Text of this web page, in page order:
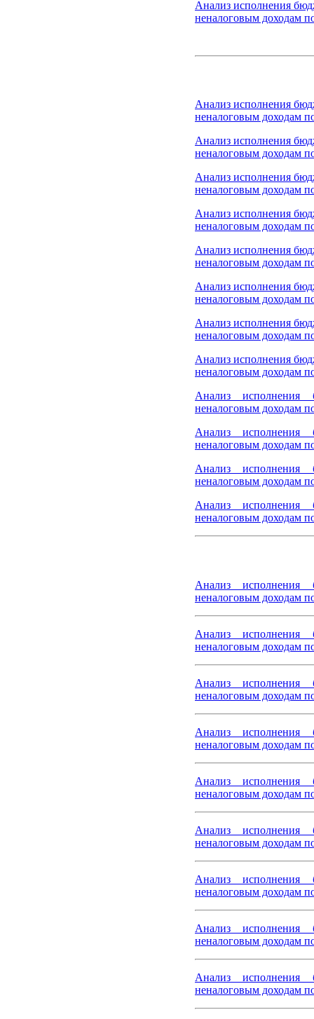
Анализ исполнения
неналоговым доходам
Анализ исполнения
неналоговым доходам
Анализ исполнения
неналоговым доходам
Анализ исполнения
неналоговым доходам
Анализ исполнения
неналоговым доходам
Анализ исполнения
неналоговым доходам
Анализ исполнения
неналоговым доходам
Анализ исполнения
неналоговым доходам
Анализ исполнения
неналоговым доходам
Анализ
неналоговым доходам
Анализ
неналоговым доходам
Анализ
неналоговым доходам
Анализ
неналоговым доходам
Анализ
неналоговым доходам
Анализ
неналоговым доходам
Анализ
неналоговым доходам
Анализ
неналоговым доходам
Анализ
неналоговым доходам
Анализ
неналоговым доходам
Анализ
неналоговым доходам
Анализ
неналоговым доходам
Анализ
неналоговым доходам